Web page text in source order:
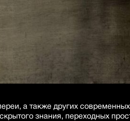
а также других
знания, переходных